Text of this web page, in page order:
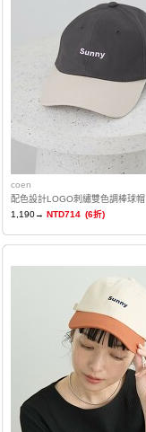
coen
配色設計LOGO刺繡雙色調棒球帽
1,190→ NTD714 (6折)